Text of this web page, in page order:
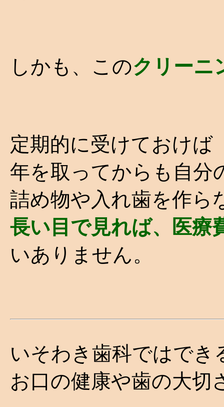
しかも、このクリーニ
定期的に受けておけば
年を取ってからも自分
詰め物や入れ歯を作ら
長い目で見れば、医療
いありません。
いそわき歯科ではでき
お口の健康や歯の大切